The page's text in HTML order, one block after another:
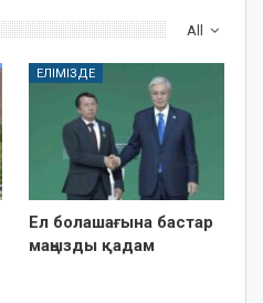
All
ЕЛІМІЗДЕ
Ел болашағына бастар
маңызды қадам